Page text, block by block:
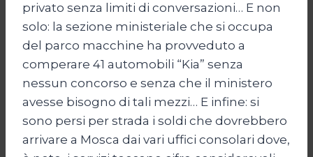
privato senza limiti di conversazioni… E non
solo: la sezione ministeriale che si occupa
del parco macchine ha provveduto a
comperare 41 automobili “Kia” senza
nessun concorso e senza che il ministero
avesse bisogno di tali mezzi… E infine: si
sono persi per strada i soldi che dovrebbero
arrivare a Mosca dai vari uffici consolari dove,